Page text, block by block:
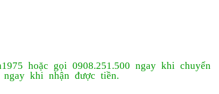
hoặc gọi 0908.251.500 ngay khi chuyển
khi nhận được tiền.